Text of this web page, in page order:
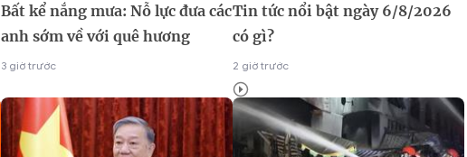
Bất kể nắng mưa: Nỗ lực đưa các
anh sớm về với quê hương
3 giờ trước
Tin tức nổi bật ngày 6/8/2026
có gì?
2 giờ trước